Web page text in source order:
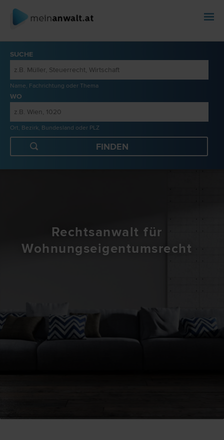
SUCHE
Name, Fachrichtung oder Thema
WO
Ort, Bezirk, Bundesland oder PLZ
Rechtsanwalt für
Wohnungseigentumsrecht